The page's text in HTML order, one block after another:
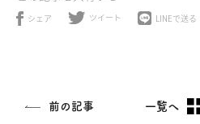
シェア ツイート LINEで送る
前の記事 一覧へ